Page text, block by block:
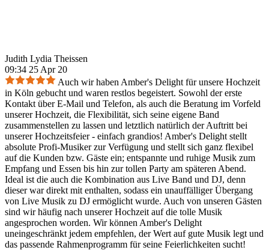
Judith Lydia Theissen
09:34 25 Apr 20
Auch wir haben Amber's Delight für unsere Hochzeit
in Köln gebucht und waren restlos begeistert. Sowohl der erste
Kontakt über E-Mail und Telefon, als auch die Beratung im Vorfeld
unserer Hochzeit, die Flexibilität, sich seine eigene Band
zusammenstellen zu lassen und letztlich natürlich der Auftritt bei
unserer Hochzeitsfeier - einfach grandios! Amber's Delight stellt
absolute Profi-Musiker zur Verfügung und stellt sich ganz flexibel
auf die Kunden bzw. Gäste ein; entspannte und ruhige Musik zum
Empfang und Essen bis hin zur tollen Party am späteren Abend.
Ideal ist die auch die Kombination aus Live Band und DJ, denn
dieser war direkt mit enthalten, sodass ein unauffälliger Übergang
von Live Musik zu DJ ermöglicht wurde. Auch von unseren Gästen
sind wir häufig nach unserer Hochzeit auf die tolle Musik
angesprochen worden. Wir können Amber's Delight
uneingeschränkt jedem empfehlen, der Wert auf gute Musik legt und
das passende Rahmenprogramm für seine Feierlichkeiten sucht!